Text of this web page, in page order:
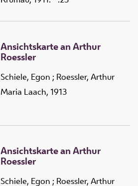
Ansichtskarte an Arthur
Roessler
Schiele, Egon ; Roessler, Arthur
Maria Laach, 1913
Ansichtskarte an Arthur
Roessler
Schiele, Egon ; Roessler, Arthur